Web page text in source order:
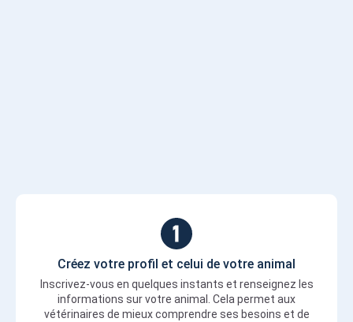
Créez votre profil et celui de votre animal
Inscrivez-vous en quelques instants et renseignez les
informations sur votre animal. Cela permet aux
vétérinaires de mieux comprendre ses besoins et de